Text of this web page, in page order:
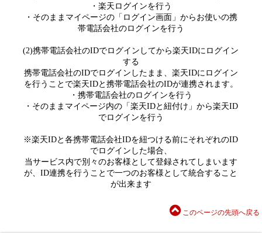
・楽天ログインを行う
・そのままマイページの「ログイン画面」からお使いの携
帯電話会社のログインを行う
(2)携帯電話会社のIDでログインしてから楽天IDにログイン
する
携帯電話会社のIDでログインしたまま、楽天IDにログイン
を行うことで楽天IDと携帯電話会社のIDが連携されます。
・携帯電話会社のログインを行う
・そのままマイページ内の「楽天IDと紐付け」から楽天ID
でログインを行う
※楽天IDと各携帯電話会社IDを紐つける前にそれぞれのID
でログインした場合、
当サービス内で別々のお客様として登録されてしまいます
が、ID連携を行うことで一つのお客様として統合すること
が出来ます
このページの先頭へ戻る